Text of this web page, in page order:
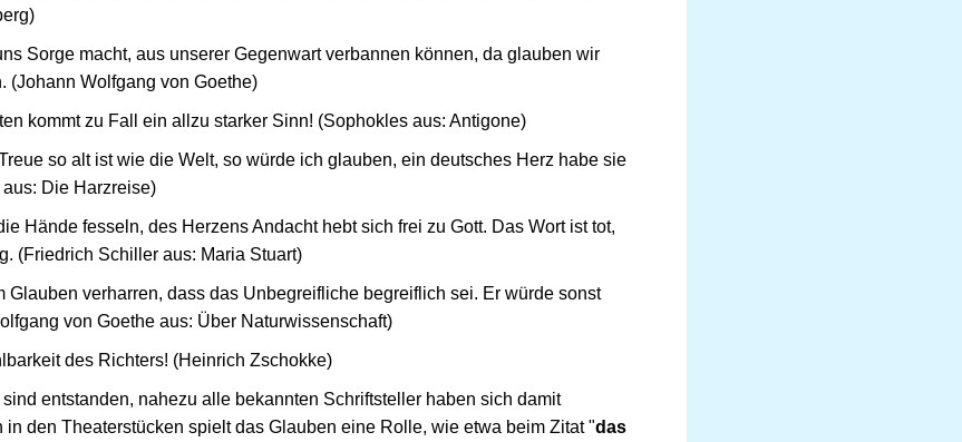
Sorge macht, aus unserer Gegenwart verbannen können, da glauben wir
(Johann Wolfgang von Goethe)
kommt zu Fall ein allzu starker Sinn! (Sophokles aus: Antigone)
so alt ist wie die Welt, so würde ich glauben, ein deutsches Herz habe sie
Die Harzreise)
Hände fesseln, des Herzens Andacht hebt sich frei zu Gott. Das Wort ist tot,
(Friedrich Schiller aus: Maria Stuart)
Glauben verharren, dass das Unbegreifliche begreiflich sei. Er würde sonst
von Goethe aus: Über Naturwissenschaft)
des Richters! (Heinrich Zschokke)
entstanden, nahezu alle bekannten Schriftsteller haben sich damit
den Theaterstücken spielt das Glauben eine Rolle, wie etwa beim Zitat "das